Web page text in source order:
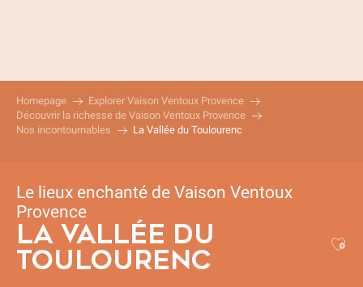
Homepage
Explorer Vaison Ventoux Provence
Découvrir la richesse de Vaison Ventoux Provence
Nos incontournables
La Vallée du Toulourenc
Le lieux enchanté de Vaison Ventoux
Provence
LA VALLÉE DU
TOULOURENC